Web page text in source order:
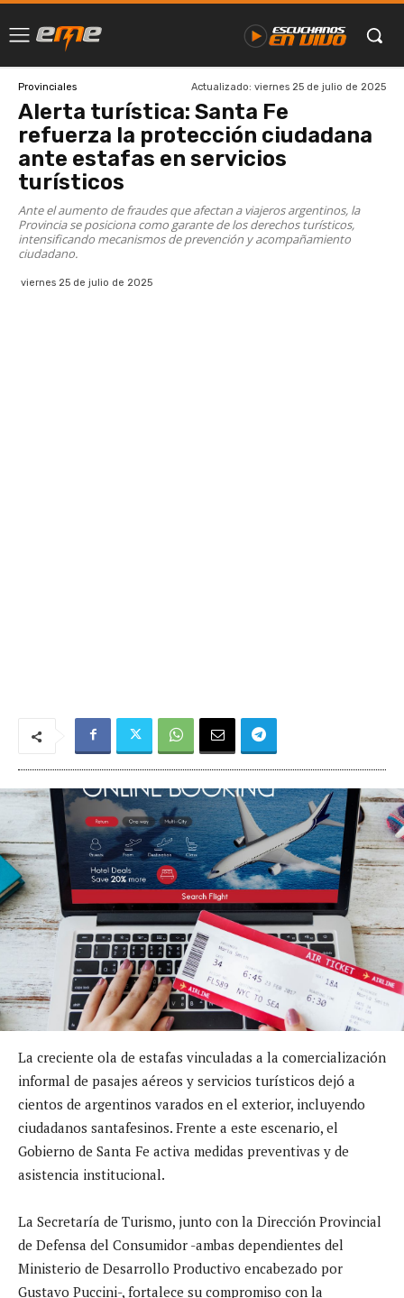
Provinciales Actualizado: viernes 25 de julio de 2025
Alerta turística: Santa Fe
refuerza la protección ciudadana
ante estafas en servicios
turísticos
Ante el aumento de fraudes que afectan a viajeros argentinos, la
Provincia se posiciona como garante de los derechos turísticos,
intensificando mecanismos de prevención y acompañamiento
ciudadano.
viernes 25 de julio de 2025
La creciente ola de estafas vinculadas a la comercialización
informal de pasajes aéreos y servicios turísticos dejó a
cientos de argentinos varados en el exterior, incluyendo
ciudadanos santafesinos. Frente a este escenario, el
Gobierno de Santa Fe activa medidas preventivas y de
asistencia institucional.
La Secretaría de Turismo, junto con la Dirección Provincial
de Defensa del Consumidor -ambas dependientes del
Ministerio de Desarrollo Productivo encabezado por
Gustavo Puccini-, fortalece su compromiso con la